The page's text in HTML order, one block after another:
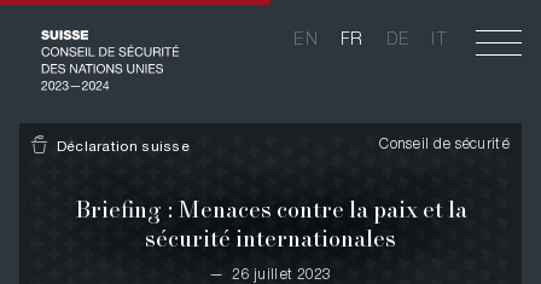
contenu
principal
EN FR DE IT
EN FR DE
Main
navigation
Accueil
Les priorités de la Suisse
Déclaration suisse Conseil de sécurité
—26 juillet 2023
Briefing : Menaces contre la paix et la
sécurité internationales